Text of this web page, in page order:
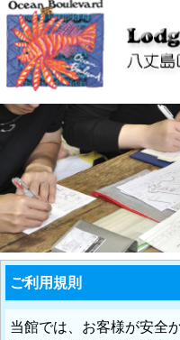
ご利用規則
当館では、お客様が安全